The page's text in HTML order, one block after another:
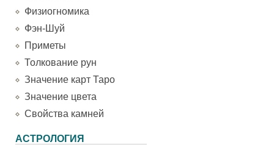
Физиогномика
Фэн-Шуй
Приметы
Толкование рун
Значение карт Таро
Значение цвета
Свойства камней
АСТРОЛОГИЯ